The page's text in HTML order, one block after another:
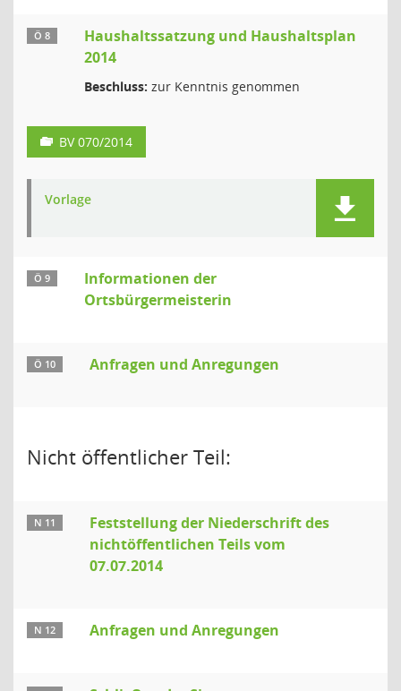
Ö 8
Haushaltssatzung und Haushaltsplan
2014
Beschluss: zur Kenntnis genommen
BV 070/2014
Vorlage
Ö 9
Informationen der
Ortsbürgermeisterin
Ö 10 Anfragen und Anregungen
Nicht öffentlicher Teil:
N 11
Feststellung der Niederschrift des
nichtöffentlichen Teils vom
07.07.2014
N 12 Anfragen und Anregungen